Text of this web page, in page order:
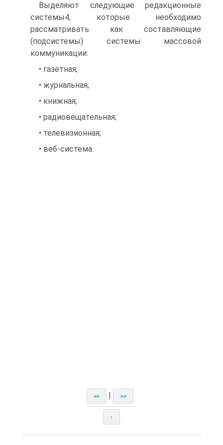
Выделяют следующие редакционные
системы4, которые необходимо
рассматривать как составляющие
(подсистемы) системы массовой
коммуникации:
• газетная;
• журнальная;
• книжная;
• радиовещательная;
• телевизионная;
• веб-система.
<< >>
↑